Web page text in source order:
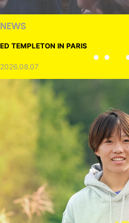
NEWS
ED TEMPLETON IN PARIS
2026.08.07